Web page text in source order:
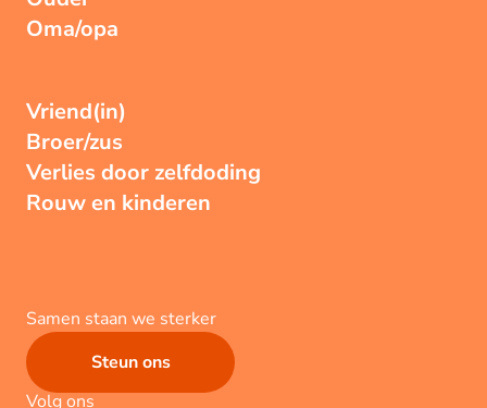
Oma/opa
Vriend(in)
Broer/zus
Verlies door zelfdoding
Rouw en kinderen
Samen staan we sterker
Steun ons
Volg ons